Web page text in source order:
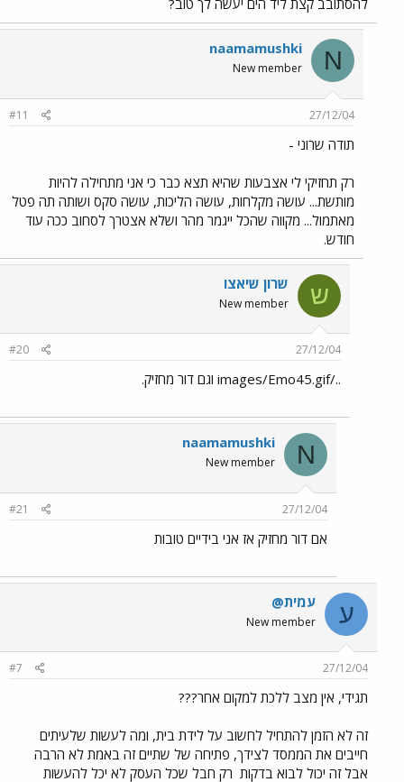
להסתובב קצת ליד הים יעשה לך טוב?
N
naamamushki
New member
27/12/04
#11
תודה שרוני -
רק תחזיקי לי אצבעות שהיא תצא כבר כי אני מתחילה להיות
מותשת... עושה מקלחות, עושה הליכות, עושה סקס ושותה תה פטל
מאתמול... מקווה שהכל ייגמר מהר ושלא אצטרך לסחוב ככה עוד
חודש.
ש שרון שיאצו
New member
27/12/04
#20
../images/Emo45.gif וגם דור מחזיק.
N
naamamushki
New member
27/12/04
#21
אם דור מחזיק אז אני בידיים טובות
ע עמית@
New member
27/12/04
#7
תגידי, אין מצב ללכת למקום אחר???
זה לא הזמן להתחיל לחשוב על לידת בית, ומה לעשות שלעיתים
חייבים את הממסד לצידך, פתיחה של שתיים זה באמת לא הרבה
אבל זה יכול לבוא בדקות רק חבל שכל העסק לא יכל להעשות